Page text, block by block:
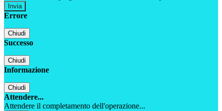
Errore
Chiudi
Successo
Chiudi
Informazione
Chiudi
Attendere...
Attendere il completamento dell'operazione...